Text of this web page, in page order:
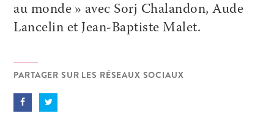
au monde » avec Sorj Chalandon, Aude
Lancelin et Jean-Baptiste Malet.
PARTAGER SUR LES RÉSEAUX SOCIAUX